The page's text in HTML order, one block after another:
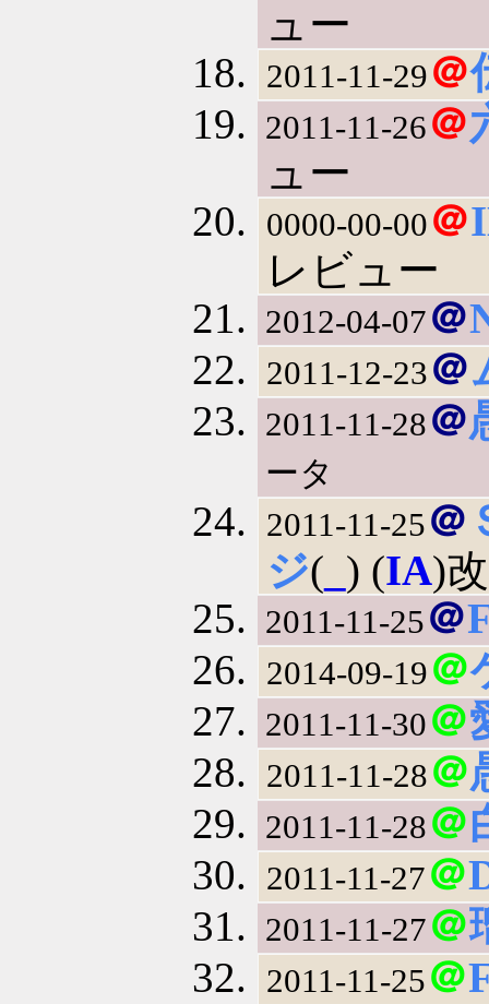
ュー
2011-11-29＠
2011-11-26＠
ュー
0000-00-00＠
レビュー
2012-04-07＠
2011-12-23＠
2011-11-28＠
ータ
2011-11-25＠
ジ( ) (IA)
2011-11-25＠
2014-09-19＠
2011-11-30＠
2011-11-28＠
2011-11-28＠
2011-11-27＠
2011-11-27＠
2011-11-25＠